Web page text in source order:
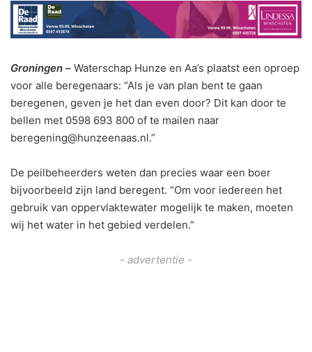
Groningen – Waterschap Hunze en Aa’s plaatst een oproep
voor alle beregenaars: “Als je van plan bent te gaan
beregenen, geven je het dan even door? Dit kan door te
bellen met 0598 693 800 of te mailen naar
beregening@hunzeenaas.nl.”
De peilbeheerders weten dan precies waar een boer
bijvoorbeeld zijn land beregent. “Om voor iedereen het
gebruik van oppervlaktewater mogelijk te maken, moeten
wij het water in het gebied verdelen.”
- advertentie -